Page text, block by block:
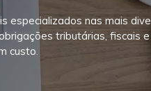
especializados nas mais
tributárias, fiscais
custo.